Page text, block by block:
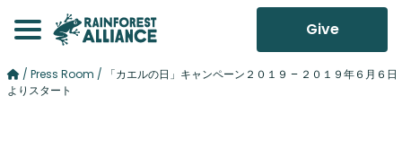
Give
/ Press Room /
「カエルの日」キャンペーン２０１９ – ２０１９年６月６日
よりスタート